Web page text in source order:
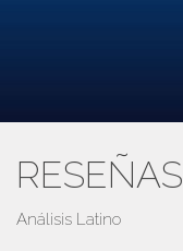
RESEÑAS
Análisis Latino